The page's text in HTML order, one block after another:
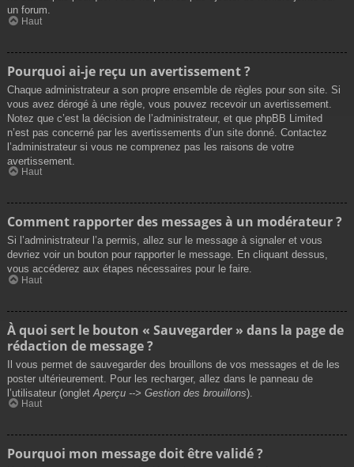
un forum.
Haut
Pourquoi ai-je reçu un avertissement ?
Chaque administrateur a son propre ensemble de règles pour son site. Si
vous avez dérogé à une règle, vous pouvez recevoir un avertissement.
Notez que c’est la décision de l’administrateur, et que phpBB Limited
n’est pas concerné par les avertissements d’un site donné. Contactez
l’administrateur si vous ne comprenez pas les raisons de votre
avertissement.
Haut
Comment rapporter des messages à un modérateur ?
Si l’administrateur l’a permis, allez sur le message à signaler et vous
devriez voir un bouton pour rapporter le message. En cliquant dessus,
vous accéderez aux étapes nécessaires pour le faire.
Haut
À quoi sert le bouton « Sauvegarder » dans la page de
rédaction de message ?
Il vous permet de sauvegarder des brouillons de vos messages et de les
poster ultérieurement. Pour les recharger, allez dans le panneau de
l’utilisateur (onglet Aperçu --> Gestion des brouillons).
Haut
Pourquoi mon message doit être validé ?